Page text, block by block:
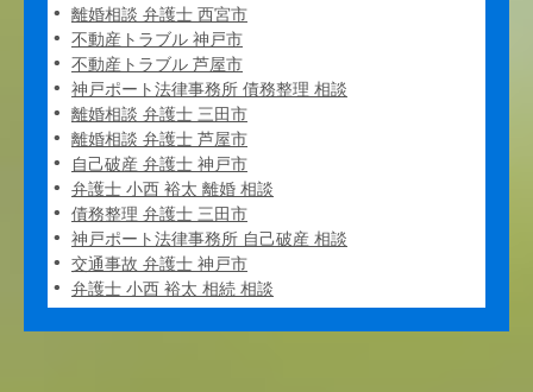
離婚相談 弁護士 西宮市
不動産トラブル 神戸市
不動産トラブル 芦屋市
神戸ポート法律事務所 債務整理 相談
離婚相談 弁護士 三田市
離婚相談 弁護士 芦屋市
自己破産 弁護士 神戸市
弁護士 小西 裕太 離婚 相談
債務整理 弁護士 三田市
神戸ポート法律事務所 自己破産 相談
交通事故 弁護士 神戸市
弁護士 小西 裕太 相続 相談